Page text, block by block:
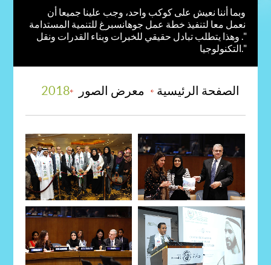
وبما أننا نعيش على كوكب واحد، وجب علينا جميعا أن
نعمل معا لتنفيذ خطة عمل جوهانسبرغ للتنمية المستدامة
". وهذا يتطلب تبادل حقيقي للخبرات وبناء القدرات ونقل
التكنولوجيا."
الصفحة الرئيسية معرض الصور 2018